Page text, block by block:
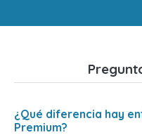
¿Qué diferencia hay
Premium?